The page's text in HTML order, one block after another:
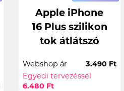
Apple iPhone
16 Plus szilikon
tok átlátszó
Webshop ár
3.490 Ft
Egyedi tervezéssel
6.480 Ft